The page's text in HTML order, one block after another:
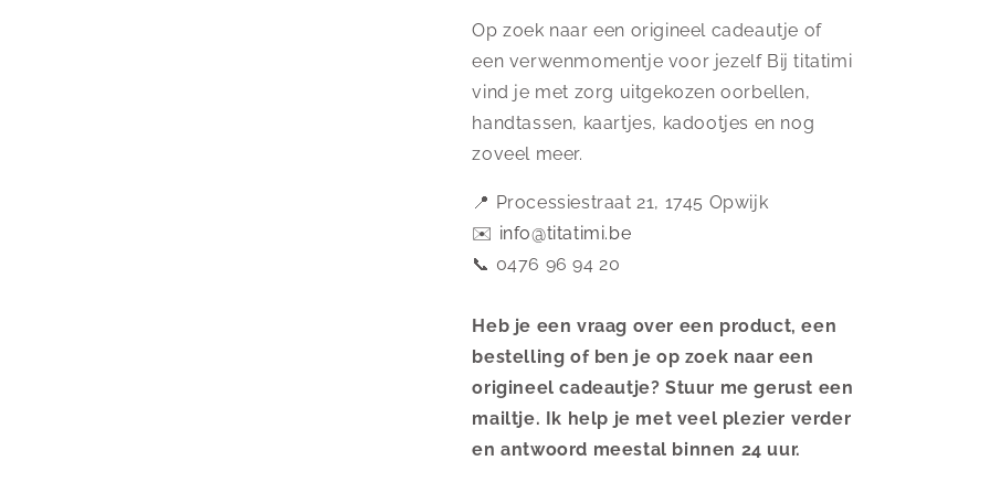
Op zoek naar een origineel cadeautje of
een verwenmomentje voor jezelf Bij titatimi
vind je met zorg uitgekozen oorbellen,
handtassen, kaartjes, kadootjes en nog
zoveel meer.
📍 Processiestraat 21, 1745 Opwijk
✉️ info@titatimi.be
📞 0476 96 94 20
Heb je een vraag over een product, een
bestelling of ben je op zoek naar een
origineel cadeautje? Stuur me gerust een
mailtje. Ik help je met veel plezier verder
en antwoord meestal binnen 24 uur.